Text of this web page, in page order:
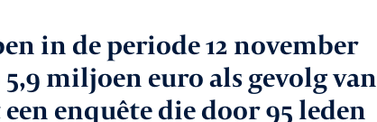
leden
Vacatures
in de periode 12 november
5,9 miljoen euro als gevolg van
enquête die door 95 leden